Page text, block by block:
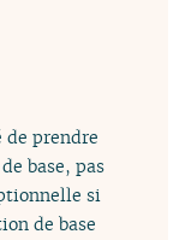
de prendre
base, pas
si
de base